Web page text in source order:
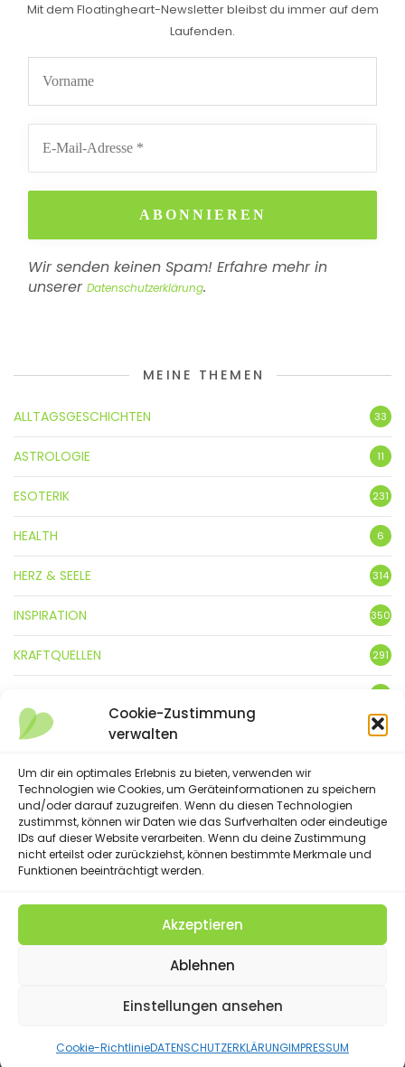
Cookie-Zustimmung
verwalten
Um dir ein optimales Erlebnis zu bieten, verwenden wir
Technologien wie Cookies, um Geräteinformationen zu speichern
und/oder darauf zuzugreifen. Wenn du diesen Technologien
zustimmst, können wir Daten wie das Surfverhalten oder eindeutige
IDs auf dieser Website verarbeiten. Wenn du deine Zustimmung
nicht erteilst oder zurückziehst, können bestimmte Merkmale und
Funktionen beeinträchtigt werden.
Akzeptieren
Ablehnen
Einstellungen ansehen
Cookie-RichtlinieDATENSCHUTZERKLÄRUNGIMPRESSUM
Mit dem Floatingheart-Newsletter bleibst du immer auf dem
Laufenden.
Wir senden keinen Spam! Erfahre mehr in
unserer Datenschutzerklärung.
MEINE THEMEN
ALLTAGSGESCHICHTEN 33
ASTROLOGIE 11
ESOTERIK 231
HEALTH 6
HERZ & SEELE 314
INSPIRATION 350
KRAFTQUELLEN 291
LEBENSFREUDE 359
LIFESTYLE
NATUR
SPRÜCHE & GEDICHTE
(C) 2023 - Floatingheart. All Rights Reserved.
SUCHE COOKIE-RICHTLINIE (EU)